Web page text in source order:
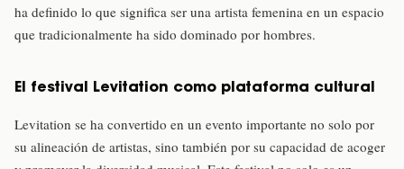
ha definido lo que significa ser una artista femenina en un espacio
que tradicionalmente ha sido dominado por hombres.
El festival Levitation como plataforma cultural
Levitation se ha convertido en un evento importante no solo por
su alineación de artistas, sino también por su capacidad de acoger